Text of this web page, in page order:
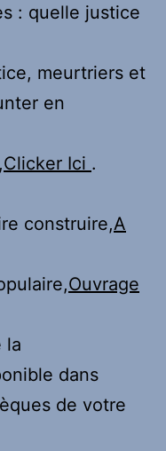
: quelle justice
meurtriers et
en
Clicker Ici .
construire,A
Ouvrage
la
dans
de votre